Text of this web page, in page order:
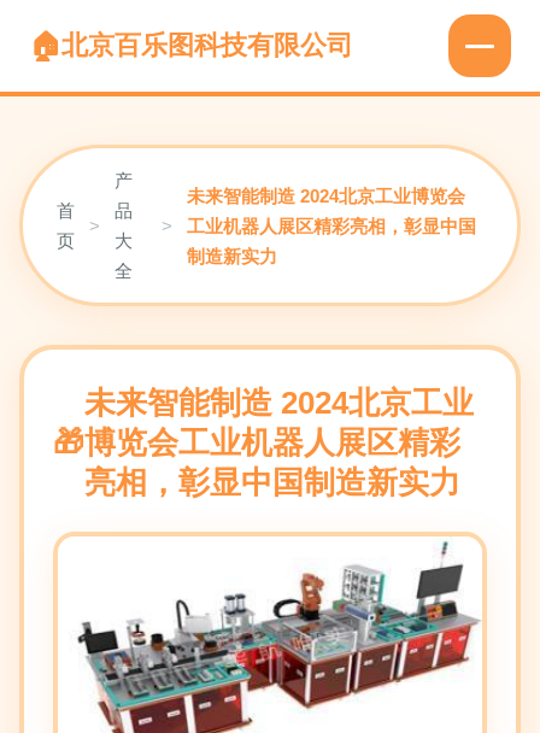
北京百乐图科技有限公司
首
页
>
产
品
大
全
>
未来智能制造 2024北京工业博览会
工业机器人展区精彩亮相，彰显中国
制造新实力
未来智能制造 2024北京工业
博览会工业机器人展区精彩
亮相，彰显中国制造新实力